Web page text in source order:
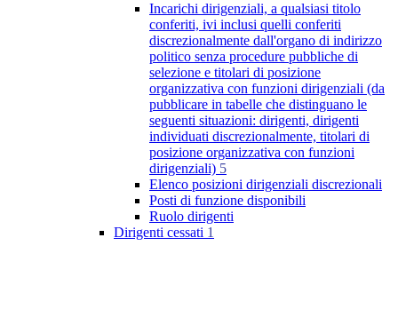
Incarichi dirigenziali, a qualsiasi titolo
conferiti, ivi inclusi quelli conferiti
discrezionalmente dall'organo di indirizzo
politico senza procedure pubbliche di
selezione e titolari di posizione
organizzativa con funzioni dirigenziali (da
pubblicare in tabelle che distinguano le
seguenti situazioni: dirigenti, dirigenti
individuati discrezionalmente, titolari di
posizione organizzativa con funzioni
dirigenziali) 5
Elenco posizioni dirigenziali discrezionali
Posti di funzione disponibili
Ruolo dirigenti
Dirigenti cessati 1